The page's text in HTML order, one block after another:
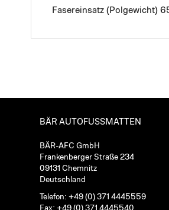
Fasereinsatz (Polgewicht)
BÄR AUTOFUSSMATTEN
BÄR-AFC GmbH
Frankenberger Straße 234
09131 Chemnitz
Deutschland
Telefon: +49 (0) 371 4445559
Fax: +49 (0) 371 4445540